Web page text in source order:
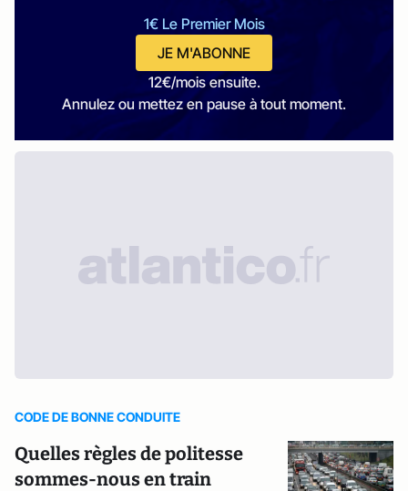
1€ Le Premier Mois
JE M'ABONNE
12€/mois ensuite.
Annulez ou mettez en pause à tout moment.
CODE DE BONNE CONDUITE
Quelles règles de politesse
sommes-nous en train